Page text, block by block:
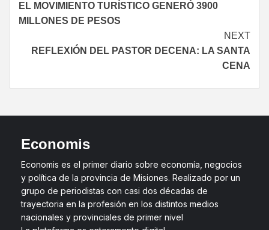
EL MOVIMIENTO TURÍSTICO GENERÓ 3900
MILLONES DE PESOS
NEXT
REFLEXIÓN DEL PASTOR DECENA: LA SANTA
CENA
Economis
Economis es el primer diario sobre economía, negocios
y política de la provincia de Misiones. Realizado por un
grupo de periodistas con casi dos décadas de
trayectoria en la profesión en los distintos medios
nacionales y provinciales de primer nivel